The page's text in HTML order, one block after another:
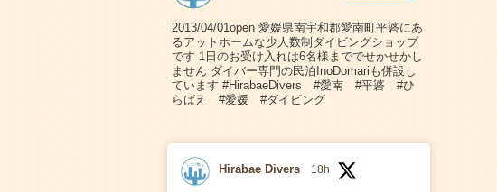
2013/04/01open 愛媛県南宇和郡愛南町平碆にあ
るアットホームな少人数制ダイビングショップ
です 1日のお受け入れは6名様まででせかせかし
ません ダイバー専門の民泊InoDomariも併設し
ています #HirabaeDivers #愛南 #平碆 #ひ
らばえ #愛媛 #ダイビング
Hirabae Divers 18h